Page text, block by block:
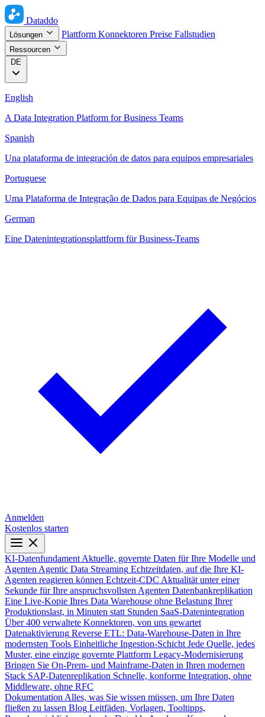
Dataddo
Lösungen Plattform Konnektoren Preise Fallstudien
Ressourcen
DE
English
A Data Integration Platform for Business Teams
Spanish
Una plataforma de integración de datos para equipos empresariales
Portuguese
Uma Plataforma de Integração de Dados para Equipas de Negócios
German
Eine Datenintegrationsplattform für Business-Teams
Anmelden
Kostenlos starten
KI-Datenfundament Aktuelle, governte Daten für Ihre Modelle und
Agenten Agentic Data Streaming Echtzeitdaten, auf die Ihre KI-
Agenten reagieren können Echtzeit-CDC Aktualität unter einer
Sekunde für Ihre anspruchsvollsten Agenten Datenbankreplikation
Eine Live-Kopie Ihres Data Warehouse ohne Belastung Ihrer
Produktionslast, in Minuten statt Stunden SaaS-Datenintegration
Über 400 verwaltete Konnektoren, von uns gewartet
Datenaktivierung Reverse ETL: Data-Warehouse-Daten in Ihre
modernsten Tools Einheitliche Ingestion-Schicht Jede Quelle, jedes
Muster, eine einzige governte Plattform Legacy-Modernisierung
Bringen Sie On-Prem- und Mainframe-Daten in Ihren modernen
Stack SAP-Datenreplikation Schnelle, konforme Integration, ohne
Middleware, ohne RFC
Dokumentation Alles, was Sie wissen müssen, um Ihre Daten
fließen zu lassen Blog Leitfäden, Vorlagen, Tooltipps,